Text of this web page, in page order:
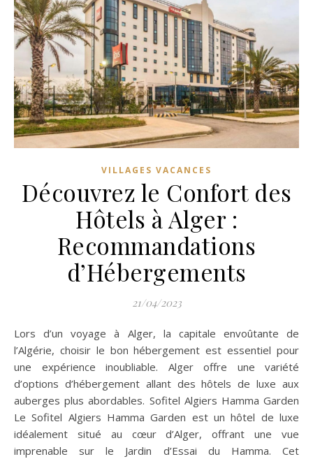
VILLAGES VACANCES
Découvrez le Confort des
Hôtels à Alger :
Recommandations
d’Hébergements
21/04/2023
Lors d’un voyage à Alger, la capitale envoûtante de
l’Algérie, choisir le bon hébergement est essentiel pour
une expérience inoubliable. Alger offre une variété
d’options d’hébergement allant des hôtels de luxe aux
auberges plus abordables. Sofitel Algiers Hamma Garden
Le Sofitel Algiers Hamma Garden est un hôtel de luxe
idéalement situé au cœur d’Alger, offrant une vue
imprenable sur le Jardin d’Essai du Hamma. Cet